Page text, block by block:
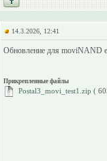
14.3.2026, 12:41
Обновление для moviNAND
Прикрепленные файлы
Postal3_movi_test1.zip (